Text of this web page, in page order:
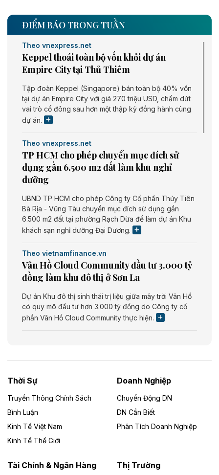
ĐIỂM BÁO TRONG TUẦN
Theo vnexpress.net
Keppel thoái toàn bộ vốn khỏi dự án
Empire City tại Thủ Thiêm
Tập đoàn Keppel (Singapore) bán toàn bộ 40% vốn
tại dự án Empire City với giá 270 triệu USD, chấm dứt
vai trò cổ đông sau hơn một thập kỷ đồng hành cùng
dự án.
Theo vnexpress.net
TP HCM cho phép chuyển mục đích sử
dụng gần 6.500 m2 đất làm khu nghỉ
dưỡng
UBND TP HCM cho phép Công ty Cổ phần Thủy Tiên
Bà Rịa - Vũng Tàu chuyển mục đích sử dụng gần
6.500 m2 đất tại phường Rạch Dừa để làm dự án Khu
khách sạn nghỉ dưỡng Đại Dương.
Theo vietnamfinance.vn
Vân Hồ Cloud Community đầu tư 3.000 tỷ
đồng làm khu đô thị ở Sơn La
Dự án Khu đô thị sinh thái trị liệu giữa mây trời Vân Hồ
có quy mô đầu tư hơn 3.000 tỷ đồng do Công ty cổ
phần Vân Hồ Cloud Community thực hiện.
Dự án Nhà máy xử lý rác và phát điện Bắc Giang do
Công ty TNHH Năng lượng môi trường Bắc Giang làm
Theo vietnamfinance.vn
Đức Long Gia Lai mở rộng ‘hệ sinh thái’
Lai
Thời Sự
Truyền Thông Chính Sách
Bình Luận
Kinh Tế Việt Nam
Kinh Tế Thế Giới
Doanh Nghiệp
Chuyển Động DN
DN Cần Biết
Phân Tích Doanh Nghiệp
Tài Chính & Ngân Hàng Thị Trường